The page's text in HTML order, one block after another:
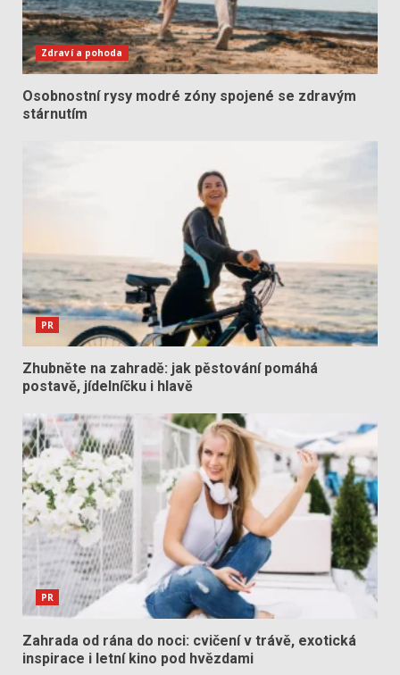
Zdraví a pohoda
Osobnostní rysy modré zóny spojené se zdravým
stárnutím
PR
Zhubněte na zahradě: jak pěstování pomáhá
postavě, jídelníčku i hlavě
PR
Zahrada od rána do noci: cvičení v trávě, exotická
inspirace i letní kino pod hvězdami